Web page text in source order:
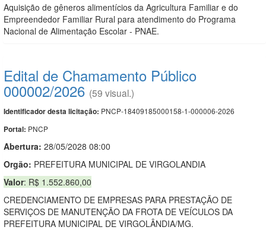
Aquisição de gêneros alimentícios da Agricultura Familiar e do
Empreendedor Familiar Rural para atendimento do Programa
Nacional de Alimentação Escolar - PNAE.
Edital de Chamamento Público
000002/2026 (59 visual.)
Identificador desta licitação: PNCP-18409185000158-1-000006-2026
Portal: PNCP
Abertura: 28/05/2028 08:00
Orgão: PREFEITURA MUNICIPAL DE VIRGOLANDIA
Valor: R$ 1.552.860,00
CREDENCIAMENTO DE EMPRESAS PARA PRESTAÇÃO DE
SERVIÇOS DE MANUTENÇÃO DA FROTA DE VEÍCULOS DA
PREFEITURA MUNICIPAL DE VIRGOLÂNDIA/MG.